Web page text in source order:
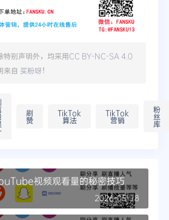
特别声明外，均采用CC BY-NC-SA 4.0
来自 买粉呀！
刷
赞
TikTok
算法
TikTok
营销
粉
丝
库
视频观看量的秘密技巧
2026-05-18